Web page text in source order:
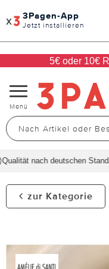
x 3Pagen-App
Jetzt installieren
5€ oder 10€
Navigation
umschalten
Menü
nach deutschen
zur Kategorie